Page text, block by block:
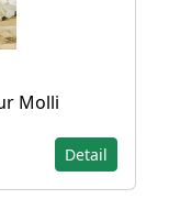
Molli
Detail